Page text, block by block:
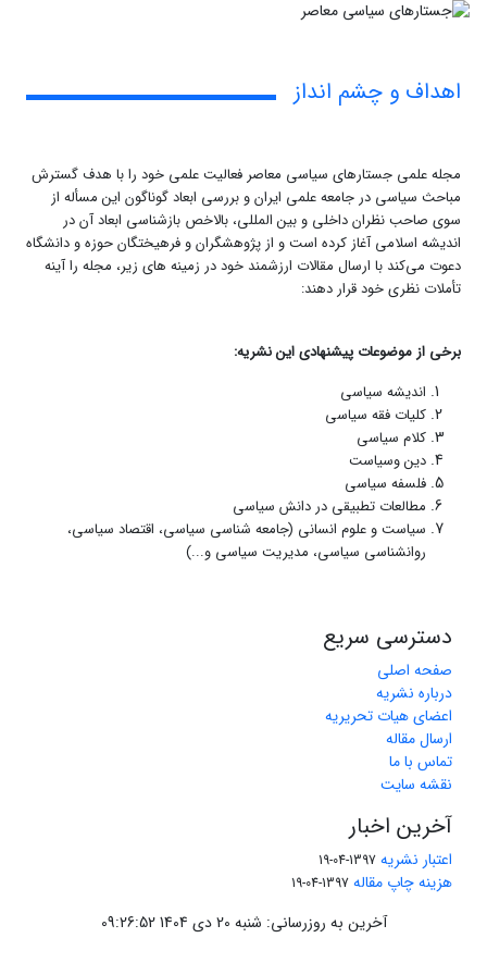
اهداف و چشم انداز
مجله علمی جستارهای سیاسی معاصر فعالیت علمی خود را با هدف گسترش
مباحث سیاسی در جامعه علمی ایران و بررسی ابعاد گوناگون این مسأله از
سوی صاحب نظران داخلی و بین المللی، بالاخص بازشناسی ابعاد آن در
اندیشه اسلامی آغاز کرده است و از پژوهشگران و فرهیختگان حوزه و دانشگاه
دعوت می‌کند با ارسال مقالات ارزشمند خود در زمینه های زیر، مجله را آینه
تأملات نظری خود قرار دهند:
برخی از موضوعات پیشنهادی این نشریه:
اندیشه سیاسی
کلیات فقه سیاسی
کلام سیاسی
دین وسیاست
فلسفه سیاسی
مطالعات تطبیقی در دانش سیاسی
سیاست و علوم انسانی (جامعه شناسی سیاسی، اقتصاد سیاسی،
روانشناسی سیاسی، مدیریت سیاسی و...)
دسترسی سریع
صفحه اصلی
درباره نشریه
اعضای هیات تحریریه
ارسال مقاله
تماس با ما
نقشه سایت
آخرین اخبار
اعتبار نشریه 1397-04-19
هزینه چاپ مقاله 1397-04-19
آخرین به روزرسانی: شنبه 20 دی 1404 09:26:52